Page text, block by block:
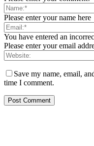
Please enter your name here
You have entered an
Please enter your email
Save my name, email,
time I comment.